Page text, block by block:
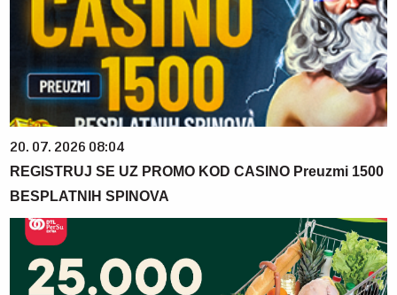
20. 07. 2026 08:04
REGISTRUJ SE UZ PROMO KOD CASINO Preuzmi 1500
BESPLATNIH SPINOVA